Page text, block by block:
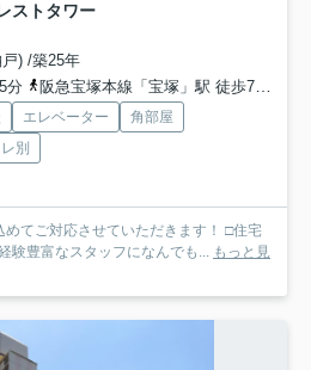
ストタワー
) /築25年
分
阪急宝塚本線「宝塚」駅 徒歩7分
エレベーター
角部屋
別
てご対応させていただきます！ □住宅
験豊富なスタッフになんでも... もっと見